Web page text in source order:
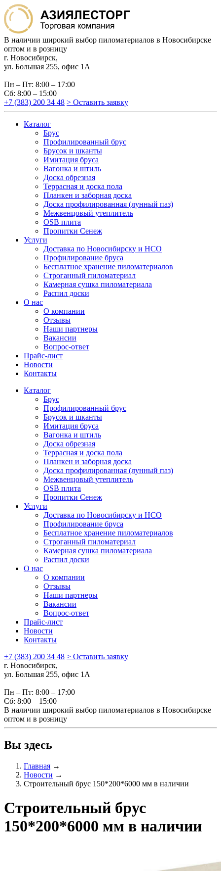
В наличии широкий выбор пиломатериалов в Новосибирске
оптом и в розницу
г. Новосибирск,
ул. Большая 255, офис 1А
Пн – Пт: 8:00 – 17:00
Сб: 8:00 – 15:00
+7 (383) 200 34 48 > Оставить заявку
Каталог
Брус
Профилированный брус
Брусок и шканты
Имитация бруса
Вагонка и штиль
Доска обрезная
Террасная и доска пола
Планкен и заборная доска
Доска профилированная (лунный паз)
Межвенцовый утеплитель
OSB плита
Пропитки Сенеж
Услуги
Доставка по Новосибирску и НСО
Профилирование бруса
Бесплатное хранение пиломатериалов
Строганный пиломатериал
Камерная сушка пиломатериала
Распил доски
О нас
О компании
Отзывы
Наши партнеры
Вакансии
Вопрос-ответ
Прайс-лист
Новости
Контакты
Каталог
Брус
Профилированный брус
Брусок и шканты
Имитация бруса
Вагонка и штиль
Доска обрезная
Террасная и доска пола
Планкен и заборная доска
Доска профилированная (лунный паз)
Межвенцовый утеплитель
OSB плита
Пропитки Сенеж
Услуги
Доставка по Новосибирску и НСО
Профилирование бруса
Бесплатное хранение пиломатериалов
Строганный пиломатериал
Камерная сушка пиломатериала
Распил доски
О нас
О компании
Отзывы
Наши партнеры
Вакансии
Вопрос-ответ
Прайс-лист
Новости
Контакты
+7 (383) 200 34 48 > Оставить заявку
г. Новосибирск,
ул. Большая 255, офис 1А
Пн – Пт: 8:00 – 17:00
Сб: 8:00 – 15:00
В наличии широкий выбор пиломатериалов в Новосибирске
оптом и в розницу
Вы здесь
Главная →
Новости →
Строительный брус 150*200*6000 мм в наличии
Строительный брус
150*200*6000 мм в наличии